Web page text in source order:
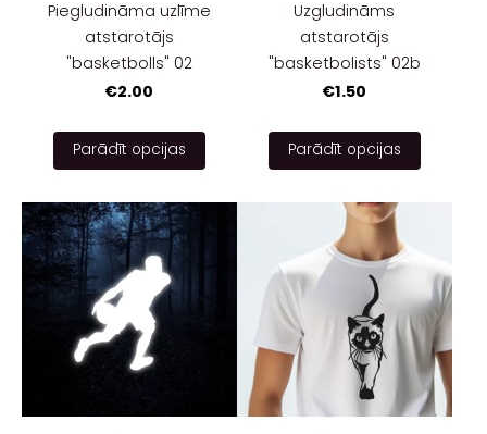
Piegludināma uzlīme
atstarotājs
"basketbolls" 02
€2.00
Parādīt opcijas
Uzgludināms
atstarotājs
"basketbolists" 02b
€1.50
Parādīt opcijas